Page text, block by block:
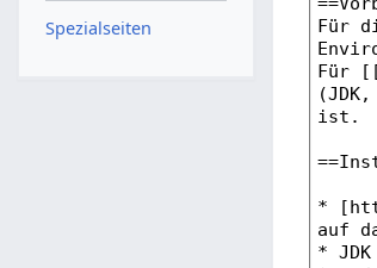
Spezialseiten